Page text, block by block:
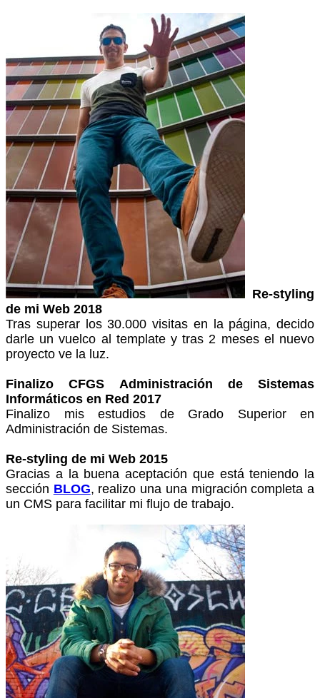
Re-styling
de mi Web 2018
Tras superar los 30.000 visitas en la página, decido
darle un vuelco al template y tras 2 meses el nuevo
proyecto ve la luz.
Finalizo CFGS Administración de Sistemas
Informáticos en Red 2017
Finalizo mis estudios de Grado Superior en
Administración de Sistemas.
Re-styling de mi Web 2015
Gracias a la buena aceptación que está teniendo la
sección BLOG, realizo una una migración completa a
un CMS para facilitar mi flujo de trabajo.